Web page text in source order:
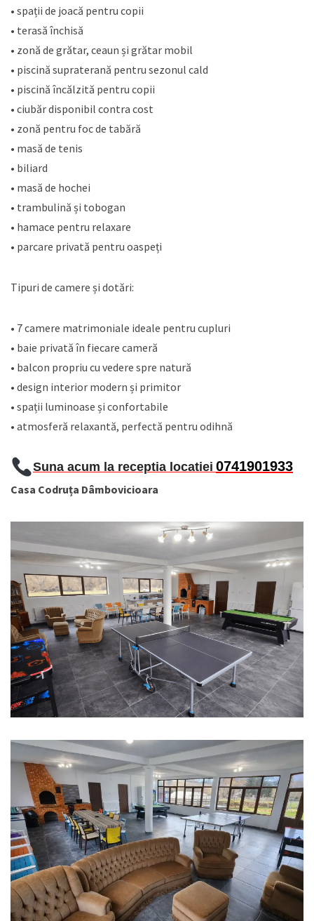
• spații de joacă pentru copii
• terasă închisă
• zonă de grătar, ceaun și grătar mobil
• piscină supraterană pentru sezonul cald
• piscină încălzită pentru copii
• ciubăr disponibil contra cost
• zonă pentru foc de tabără
• masă de tenis
• biliard
• masă de hochei
• trambulină și tobogan
• hamace pentru relaxare
• parcare privată pentru oaspeți
Tipuri de camere și dotări:
• 7 camere matrimoniale ideale pentru cupluri
• baie privată în fiecare cameră
• balcon propriu cu vedere spre natură
• design interior modern și primitor
• spații luminoase și confortabile
• atmosferă relaxantă, perfectă pentru odihnă
Suna acum la receptia locatiei 0741901933
Casa Codruța Dâmbovicioara